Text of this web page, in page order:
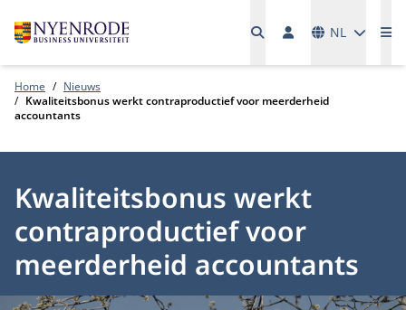
NL
Home
Nieuws
Kwaliteitsbonus werkt contraproductief voor meerderheid
accountants
Kwaliteitsbonus werkt
contraproductief voor
meerderheid accountants